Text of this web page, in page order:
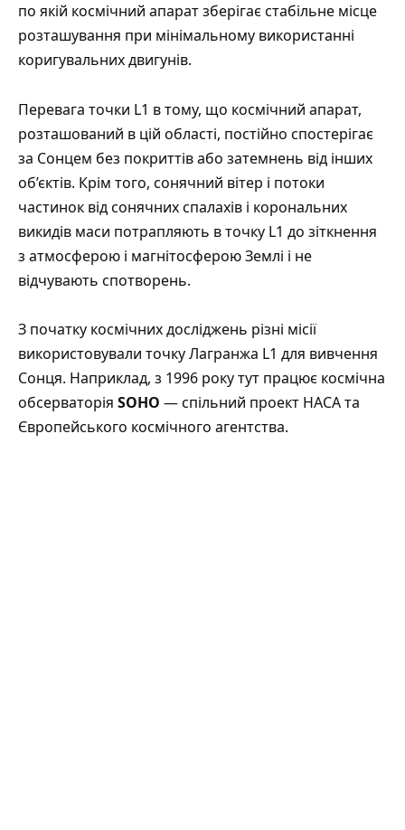
по якій космічний апарат зберігає стабільне місце
розташування при мінімальному використанні
коригувальних двигунів.
Перевага точки L1 в тому, що космічний апарат,
розташований в цій області, постійно спостерігає
за Сонцем без покриттів або затемнень від інших
об’єктів. Крім того, сонячний вітер і потоки
частинок від сонячних спалахів і корональних
викидів маси потрапляють в точку L1 до зіткнення
з атмосферою і магнітосферою Землі і не
відчувають спотворень.
З початку космічних досліджень різні місії
використовували точку Лагранжа L1 для вивчення
Сонця. Наприклад, з 1996 року тут працює космічна
обсерваторія SOHO — спільний проект НАСА та
Європейського космічного агентства.